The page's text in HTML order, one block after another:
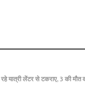
यात्री लेंटर से टकराए, 3 की मौत